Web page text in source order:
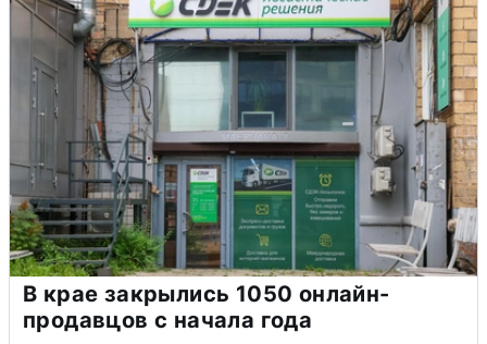
В крае закрылись 1050 онлайн-
продавцов с начала года